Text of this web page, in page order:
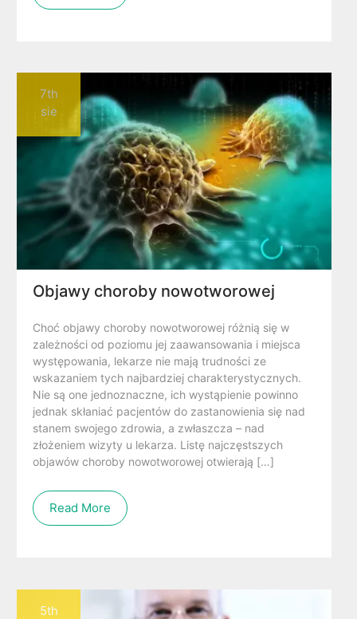
7th
sie
Objawy choroby nowotworowej
Choć objawy choroby nowotworowej różnią się w
zależności od poziomu jej zaawansowania i miejsca
występowania, lekarze nie mają trudności ze
wskazaniem tych najbardziej charakterystycznych.
Nie są one jednoznaczne, ich wystąpienie powinno
jednak skłaniać pacjentów do zastanowienia się nad
stanem swojego zdrowia, a zwłaszcza – nad
złożeniem wizyty u lekarza. Listę najczęstszych
objawów choroby nowotworowej otwierają […]
Read More
5th